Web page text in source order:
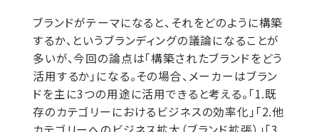
ブランドがテーマになると、それをどのように構築
するか、というブランディングの議論になることが
多いが、今回の論点は「構築されたブランドをどう
活用するか」になる。その場合、メーカーはブラン
ドを主に3つの用途に活用できると考える。「1.既
存のカテゴリーにおけるビジネスの効率化」「2.他